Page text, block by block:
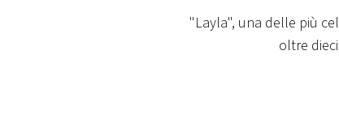
RADIO
"Layla", una delle più
oltre